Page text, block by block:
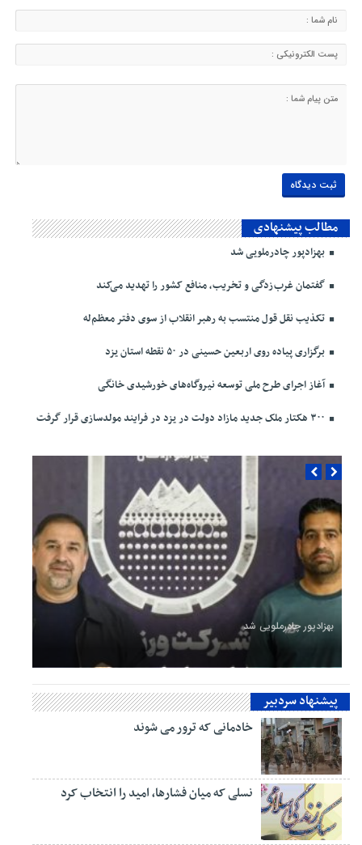
مطالب پیشنهادی
بهزادپور چادرملویی شد
گفتمان غرب‌زدگی و تخریب، منافع کشور را تهدید می‌کند
تکذیب نقل قول منتسب به رهبر انقلاب از سوی دفتر معظم‌له
برگزاری پیاده روی اربعین حسینی در ۵۰ نقطه استان یزد
آغاز اجرای طرح ملی توسعه نیروگاه‌های خورشیدی خانگی
بهزادپور چادرملویی شد
گفتمان غرب‌زدگی و تخریب، منافع کشور را تهدید می‌کند
پیشنهاد سردبیر
خادمانی که ترور می شوند
نسلی که میان فشارها، امید را انتخاب کرد